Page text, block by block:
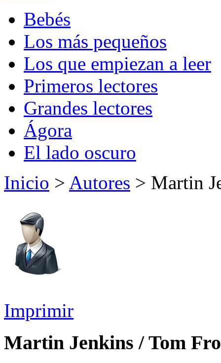
Bebés
Los más pequeños
Los que empiezan a leer
Primeros lectores
Grandes lectores
Ágora
El lado oscuro
Inicio > Autores > Martin
Imprimir
Martin Jenkins / Tom